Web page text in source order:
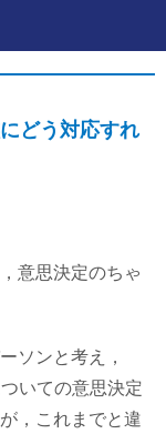
どう対応すれ
意思決定のちゃ
ソンと考え，
いての意思決定
，これまでと違